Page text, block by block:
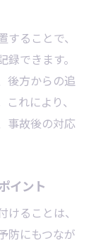
ることで、
できます。
後方からの追
れにより、
事故後の対応
イント
ることは、
防にもつなが